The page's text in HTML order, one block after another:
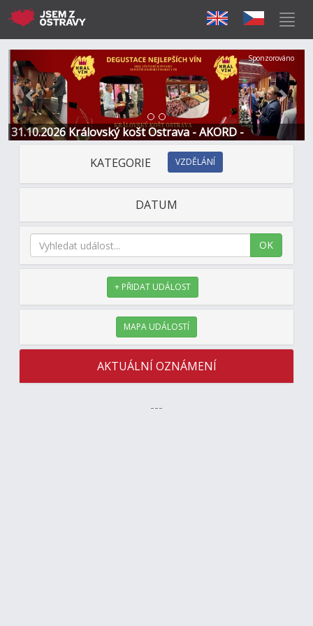
31.10.2026 Královský košt Ostrava - AKORD -
Restaurace a Hotel
Předchozí Další
Sponzorováno
KATEGORIE VZDĚLÁNÍ
DATUM
OK
+ PŘIDAT UDÁLOST
MAPA UDÁLOSTÍ
AKTUÁLNÍ OZNÁMENÍ
---